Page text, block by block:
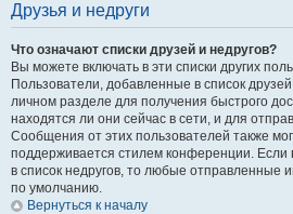
Друзья и недруги
Что означают списки друзей и недругов?
Вы можете включать в эти списки других
Пользователи, добавленные в список
личном разделе для получения быстрого
находятся ли они сейчас в сети, и для
Сообщения от этих пользователей также
поддерживается стилем конференции. Если
в список недругов, то любые отправленные
по умолчанию.
Вернуться к началу